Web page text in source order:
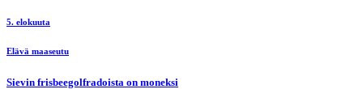
5. elokuuta
Elävä maaseutu
Sievin frisbeegolfradoista on moneksi